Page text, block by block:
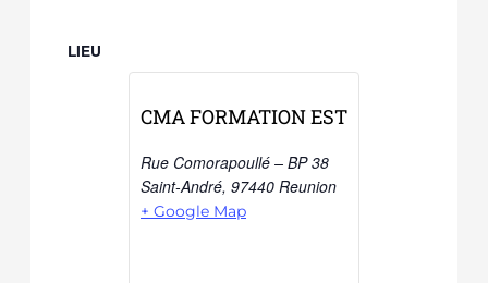
LIEU
CMA FORMATION EST
Rue Comorapoullé – BP 38
Saint-André, 97440 Reunion
+ Google Map